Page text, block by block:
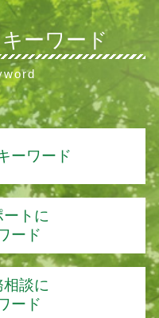
ーワード
ーワード
トに
ード
談に
ード